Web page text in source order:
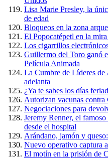
Lisa Marie Presley, la
de edad
Bloqueos en la zona
El Popocatépetl en la
Los cigarrillos
Guillermo del Toro ganó
Película Animada
La Cumbre de Líderes
adelanta
¿Ya te sabes los días
Autorizan vacunas
Negociaciones para
Jeremy Renner, el
desde el hospital
Arándano, jamón y
Nuevo operativo captura
El motín en la prisión de